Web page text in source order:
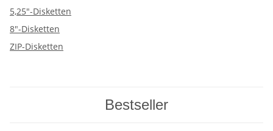
5,25"-Disketten
8"-Disketten
ZIP-Disketten
Bestseller